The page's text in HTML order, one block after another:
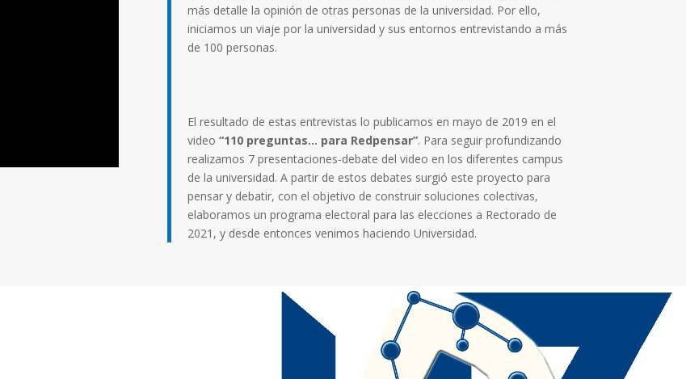
más detalle la opinión de otras personas de la universidad. Por ello,
iniciamos un viaje por la universidad y sus entornos entrevistando a más
de 100 personas.
El resultado de estas entrevistas lo publicamos en mayo de 2019 en el
video “110 preguntas… para Redpensar”. Para seguir profundizando
realizamos 7 presentaciones-debate del video en los diferentes campus
de la universidad. A partir de estos debates surgió este proyecto para
pensar y debatir, con el objetivo de construir soluciones colectivas,
elaboramos un programa electoral para las elecciones a Rectorado de
2021, y desde entonces venimos haciendo Universidad.